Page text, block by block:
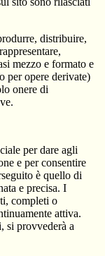
distribuire,
mezzo e formato e
per opere derivate)
onere di
per dare agli
e per consentire
è quello di
e precisa. I
completi o
attiva.
si provvederà a